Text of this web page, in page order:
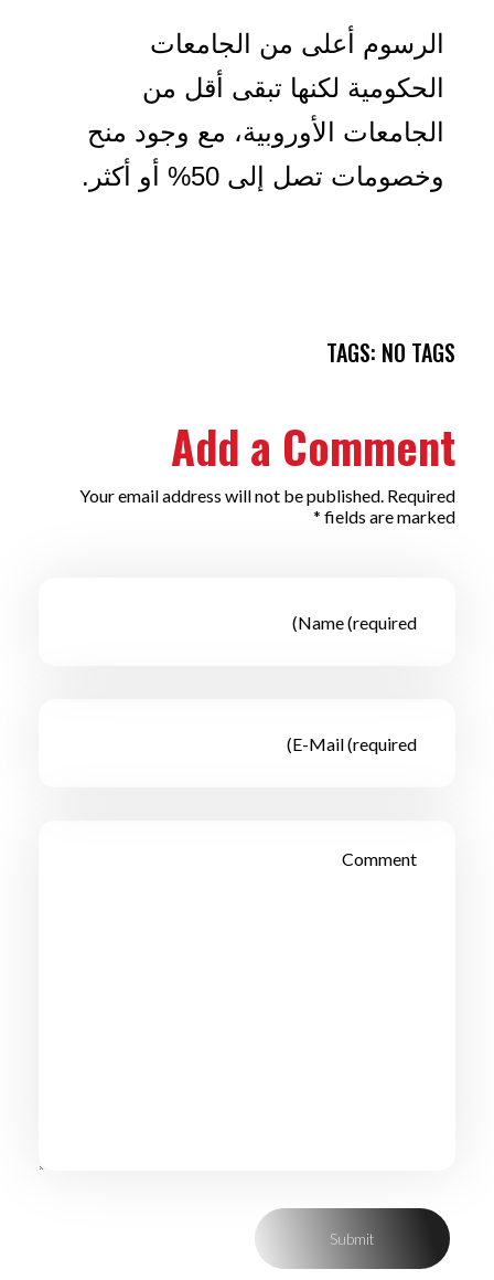
الرسوم أعلى من الجامعات
الحكومية لكنها تبقى أقل من
الجامعات الأوروبية، مع وجود منح
وخصومات تصل إلى 50% أو أكثر.
TAGS: NO TAGS
Add a Comment
Your email address will not be published. Required
fields are marked *